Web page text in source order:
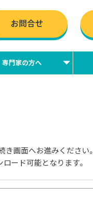
お問合せ
専門家の方へ
き画面へお進みください。
ード可能となります。